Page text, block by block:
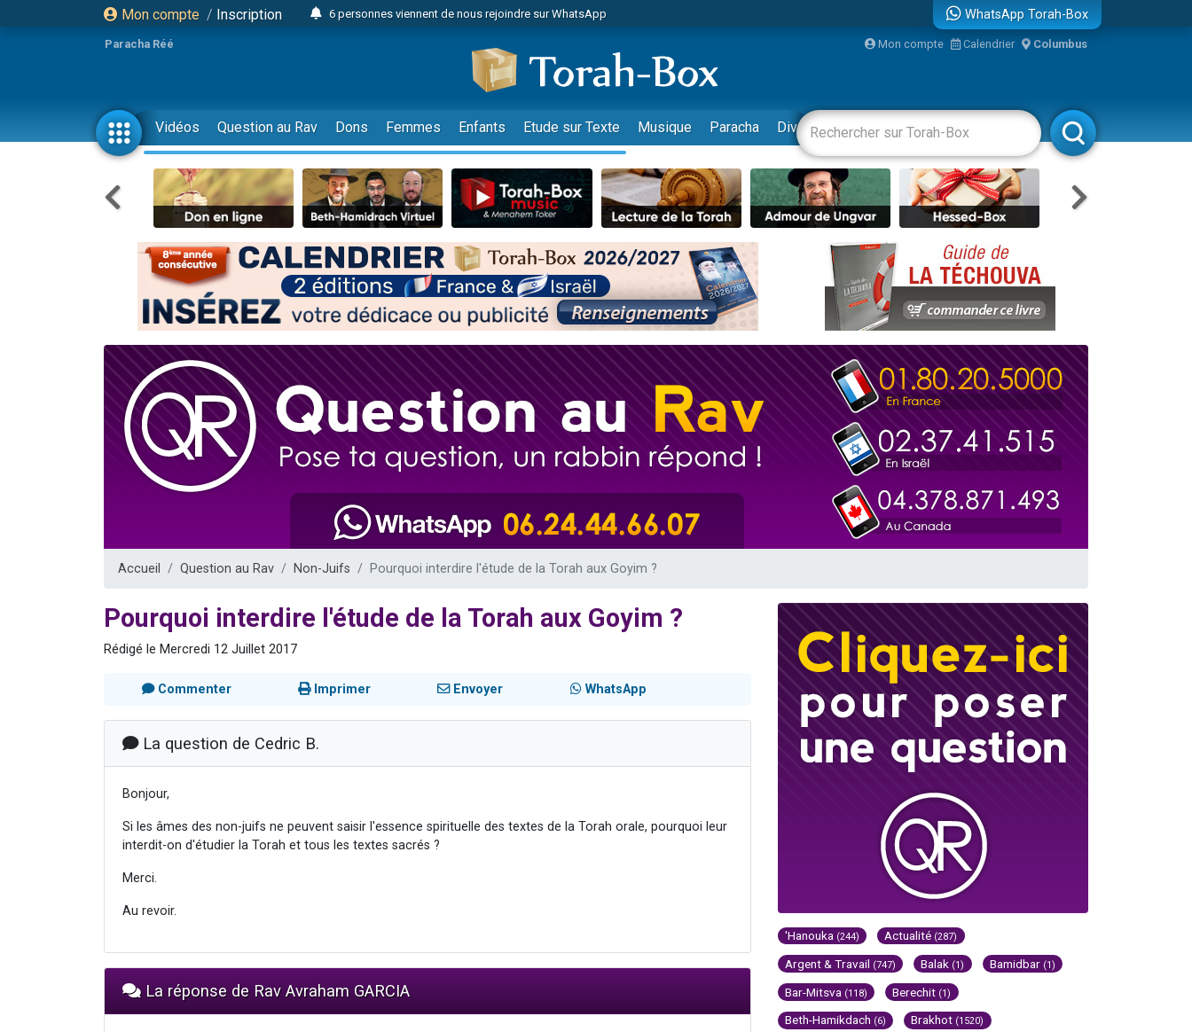
Mon compte / Inscription
6 personnes viennent de nous rejoindre sur WhatsApp
2 personnes viennent de faire un don pour 1 Journée de Vacances Pour les Enfants
17 personnes viennent de demander une bénédiction
4 personnes viennent de nous rejoindre sur WhatsApp
Il reste 49 places pour étudier en groupe sur Zoom
23 personnes viennent de faire un don pour Diane, 80 ans, dans un appartement insalubre
Eva vient de donner son Maasser
4 personnes viennent de nous rejoindre sur WhatsApp
3 personnes viennent de nous rejoindre sur WhatsApp
3 personnes viennent de faire un don pour 5 jours de vacances aux Orphelins
Odaya vient de donner son Maasser
13 personnes viennent de demander une bénédiction
2 personnes viennent de nous rejoindre sur WhatsApp
30 personnes viennent de faire un don pour Sauvez la jambe de Yohan
Il reste 49 places pour étudier en groupe sur Zoom
3 personnes viennent de nous rejoindre sur WhatsApp
2 personnes viennent de nous rejoindre sur WhatsApp
2 personnes viennent de nous rejoindre sur WhatsApp
WhatsApp Torah-Box
Paracha Réé Mon compte Calendrier Columbus
Vidéos Question au Rav Dons Femmes Enfants Etude sur Texte Musique Paracha Divertissements Livres Rabbanim
Accueil Question au Rav Non-Juifs Pourquoi interdire l'étude de la Torah aux Goyim ?
Pourquoi interdire l'étude de la Torah aux Goyim ?
Rédigé le Mercredi 12 Juillet 2017
Commenter Imprimer Envoyer WhatsApp
La question de Cedric B.
Bonjour,
Si les âmes des non-juifs ne peuvent saisir l'essence spirituelle des textes de la Torah orale, pourquoi leur
interdit-on d'étudier la Torah et tous les textes sacrés ?
Merci.
Au revoir.
La réponse de Rav Avraham GARCIA
'Hanouka (244) Actualité (287)
Argent & Travail (747) Balak (1) Bamidbar (1)
Bar-Mitsva (118) Berechit (1)
Beth-Hamikdach (6) Brakhot (1520)